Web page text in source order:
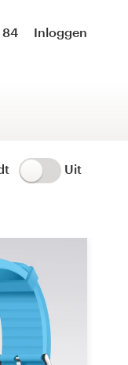
84 Inloggen
Uit